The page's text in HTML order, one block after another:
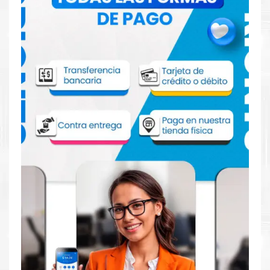
Kit Fusor Hp C2H57A para impresoraHP
LaserJet Enterprise M806, M830z
Rendimiento:
Capacidad de 200,000 páginas.